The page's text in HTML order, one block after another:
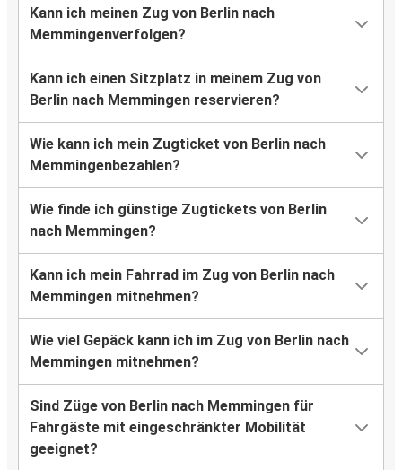
Kann ich meinen Zug von Berlin nach
Memmingenverfolgen?
Kann ich einen Sitzplatz in meinem Zug von
Berlin nach Memmingen reservieren?
Wie kann ich mein Zugticket von Berlin nach
Memmingenbezahlen?
Wie finde ich günstige Zugtickets von Berlin
nach Memmingen?
Kann ich mein Fahrrad im Zug von Berlin nach
Memmingen mitnehmen?
Wie viel Gepäck kann ich im Zug von Berlin nach
Memmingen mitnehmen?
Sind Züge von Berlin nach Memmingen für
Fahrgäste mit eingeschränkter Mobilität
geeignet?